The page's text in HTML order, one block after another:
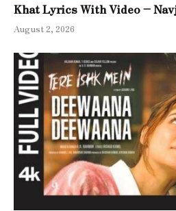
Khat Lyrics With Video –
August 2, 2026